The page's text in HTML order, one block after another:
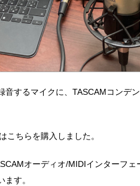
音するマイクに、TASCAMコンデ
こちらを購入しました。
オーディオ/MIDIインターフェ
す。